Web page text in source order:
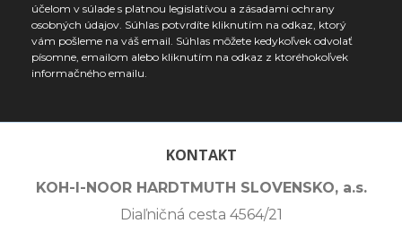
účelom v súlade s platnou legislatívou a zásadami ochrany
osobných údajov. Súhlas potvrdíte kliknutím na odkaz, ktorý
vám pošleme na váš email. Súhlas môžete kedykoľvek odvolať
písomne, emailom alebo kliknutím na odkaz z ktoréhokoľvek
informačného emailu.
KONTAKT
KOH-I-NOOR HARDTMUTH SLOVENSKO, a.s.
Diaľničná cesta 4564/21